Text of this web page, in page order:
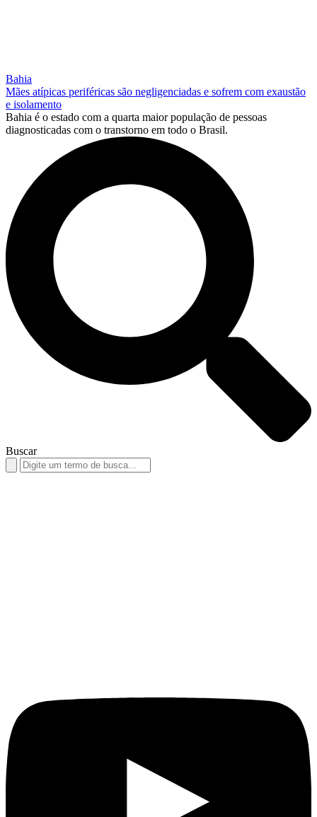
Bahia
Mães atípicas periféricas são negligenciadas e sofrem com exaustão
e isolamento
Bahia é o estado com a quarta maior população de pessoas
diagnosticadas com o transtorno em todo o Brasil.
Buscar
Search
for: